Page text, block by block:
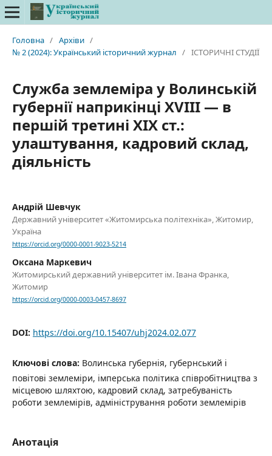
Головна / Архіви /
№ 2 (2024): Український історичний журнал / ІСТОРИЧНІ СТУДІЇ
Служба землеміра у Волинській
губернії наприкінці ХVІІІ — в
першій третині ХІХ ст.:
улаштування, кадровий склад,
діяльність
Андрій Шевчук
Державний університет «Житомирська політехніка», Житомир,
Україна
https://orcid.org/0000-0001-9023-5214
Оксана Маркевич
Житомирський державний університет ім. Івана Франка,
Житомир
https://orcid.org/0000-0003-0457-8697
DOI: https://doi.org/10.15407/uhj2024.02.077
Ключові слова: Волинська губернія, губернський і
повітові землеміри, імперська політика співробітництва з
місцевою шляхтою, кадровий склад, затребуваність
роботи землемірів, адміністрування роботи землемірів
Анотація